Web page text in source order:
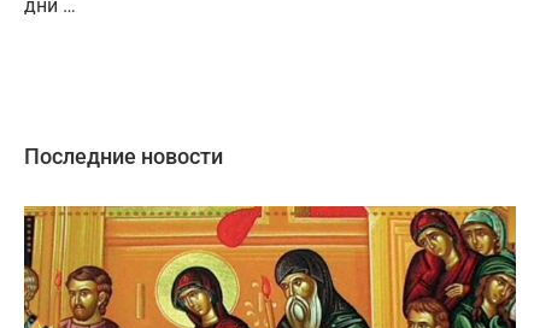
дни …
Последние новости